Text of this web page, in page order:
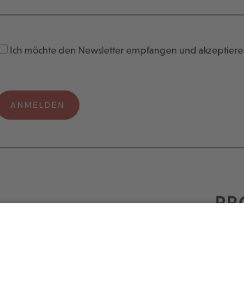
Ich möchte den Newsletter empfangen und